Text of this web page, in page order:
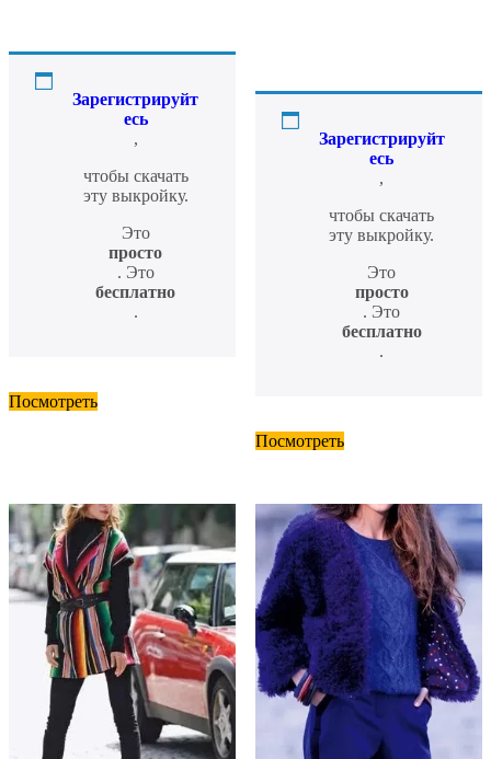
Зарегистрируйт
есь
,
чтобы скачать
эту выкройку.
Это
просто
. Это
бесплатно
.
Посмотреть
Зарегистрируйт
есь
,
чтобы скачать
эту выкройку.
Это
просто
. Это
бесплатно
.
Посмотреть